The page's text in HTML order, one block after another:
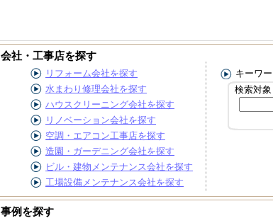
会社・工事店を探す
リフォーム会社を探す
水まわり修理会社を探す
ハウスクリーニング会社を探す
リノベーション会社を探す
空調・エアコン工事店を探す
造園・ガーデニング会社を探す
ビル・建物メンテナンス会社を探す
工場設備メンテナンス会社を探す
キーワ
検索対象
事例を探す